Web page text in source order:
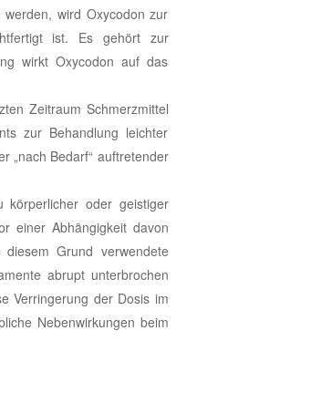
wird Oxycodon zur
ist. Es gehört zur
wirkt Oxycodon auf das
Zeitraum Schmerzmittel
zur Behandlung leichter
„nach Bedarf“ auftretender
körperlicher oder geistiger
einer Abhängigkeit davon
Grund verwendete
abrupt unterbrochen
Verringerung der Dosis im
Nebenwirkungen beim